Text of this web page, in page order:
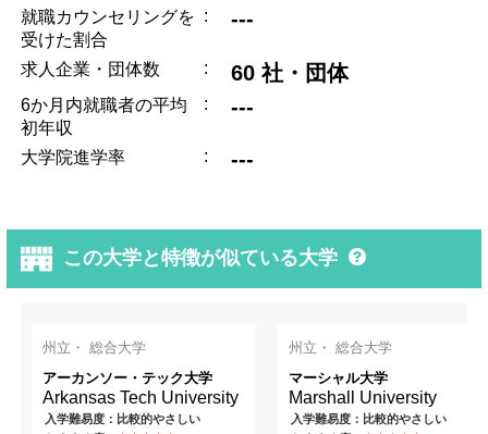
就職カウンセリングを
受けた割合
: ---
求人企業・団体数 : 60 社・団体
6か月内就職者の平均
初年収
: ---
大学院進学率 : ---
この大学と特徴が似ている大学
州立・ 総合大学
アーカンソー・テック大学
Arkansas Tech University
入学難易度：比較的やさしい
州立・ 総合大学
マーシャル大学
Marshall University
入学難易度：比較的やさしい